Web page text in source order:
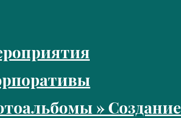
» Создание